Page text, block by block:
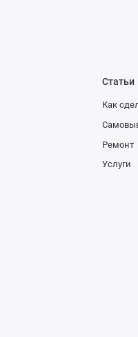
Статьи
Как
Ремонт
Услуги